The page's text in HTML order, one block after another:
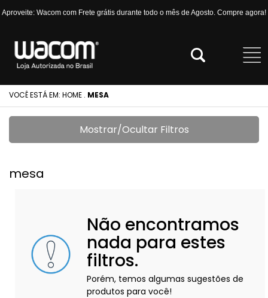
Aproveite: Wacom com Frete grátis durante todo o mês de Agosto. Compre agora!
VOCÊ ESTÁ EM: HOME . MESA
Mostrar/Ocultar Filtros
mesa
Não encontramos
nada para estes
filtros.
Porém, temos algumas sugestões de
produtos para você!